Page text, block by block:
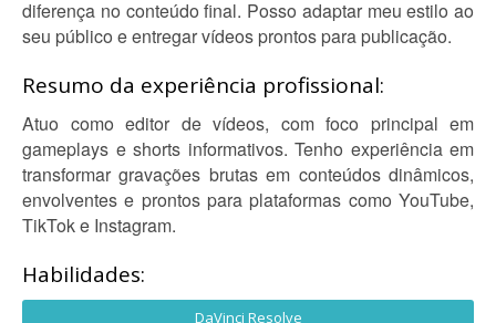
diferença no conteúdo final. Posso adaptar meu estilo ao
seu público e entregar vídeos prontos para publicação.
Resumo da experiência profissional:
Atuo como editor de vídeos, com foco principal em
gameplays e shorts informativos. Tenho experiência em
transformar gravações brutas em conteúdos dinâmicos,
envolventes e prontos para plataformas como YouTube,
TikTok e Instagram.
Habilidades:
DaVinci Resolve